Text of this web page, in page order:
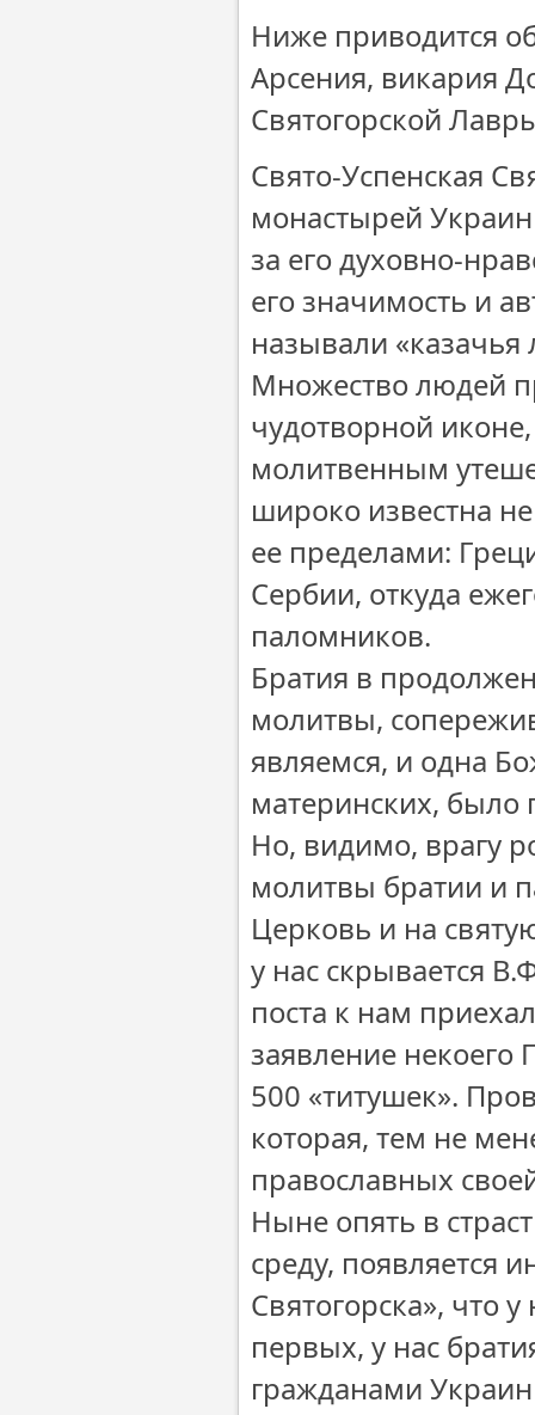
Ниже приводится
Арсения, викария
Святогорской
Свято-Успенская
монастырей
за его духовно-
его значимость и
называли «казачья
Множество людей
чудотворной
молитвенным
широко известна
ее пределами:
Сербии, откуда
паломников.
Братия в
молитвы,
являемся, и одна
материнских, было
Но, видимо, врагу
молитвы братии и
Церковь и на
у нас скрывается
поста к нам
заявление некоего
500 «титушек».
которая, тем не
православных
Ныне опять в
среду, появляется
Святогорска», что
первых, у нас
гражданами